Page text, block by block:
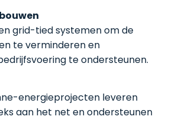
grid-tied systemen om de
te verminderen en
te ondersteunen.
energieprojecten leveren
aan het net en ondersteunen